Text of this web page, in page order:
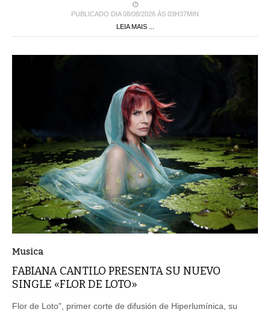
PUBLICADO DIA 08/08/2026 ÀS 03H37MIN
LEIA MAIS ...
Musica
FABIANA CANTILO PRESENTA SU NUEVO
SINGLE «FLOR DE LOTO»
Flor de Loto", primer corte de difusión de Hiperlumínica, su